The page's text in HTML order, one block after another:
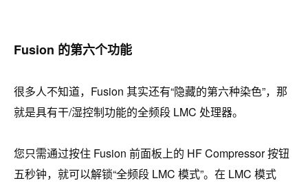
Fusion 的第六个功能
很多人不知道，Fusion 其实还有“隐藏的第六种染色”，那
就是具有干/湿控制功能的全频段 LMC 处理器。
您只需通过按住 Fusion 前面板上的 HF Compressor 按钮
五秒钟，就可以解锁“全频段 LMC 模式”。在 LMC 模式